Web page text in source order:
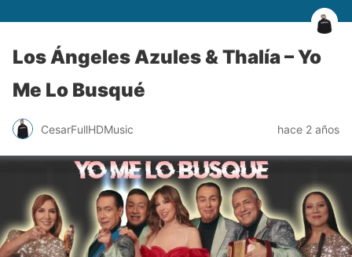
Los Ángeles Azules & Thalía – Yo
Me Lo Busqué
CesarFullHDMusic hace 2 años